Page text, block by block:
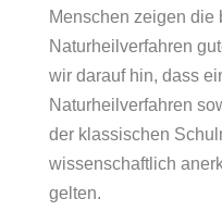
Menschen zeigen die
Naturheilverfahren
wir darauf hin, dass
Naturheilverfahren
der klassischen
wissenschaftlich
gelten.